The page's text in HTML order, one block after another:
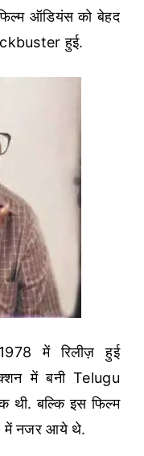
ऑडियंस को बेहद
हुई.
में रिलीज़ हुई
में बनी Telugu
थी. बल्कि इस फिल्म
में नजर आये थे.